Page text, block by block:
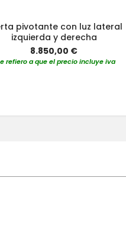
pivotante con luz lateral
izquierda y derecha
8.850,00 €
refiero a que el precio incluye iva